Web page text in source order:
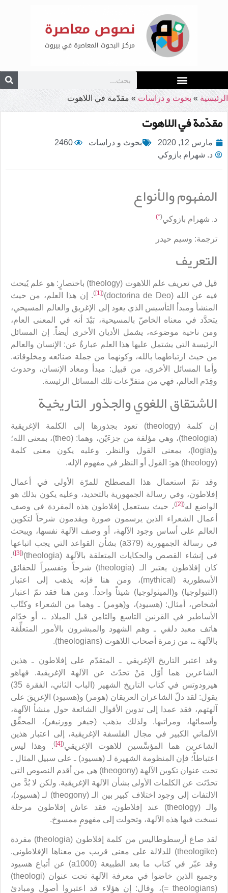
الرئيسية » بحوث و دراسات » مقدّمة في اللاهوت
مقدّمة في اللاهوت
مارس 12, 2020 بحوث و دراسات
2460
د. شهرام بازوكي
المفهوم والأنواع
د. شهرام بازوكي(
*)
ترجمة: وسيم حيدر
التعريف
قيل في تعريف علم اللاهوت (theology) باختصارٍ: هو علم يُبحث
فيه عن الله (doctorina de Deo)
(
[1]
). إن هذا العلم، من حيث
المنشأ ومبدأ التأسيس الذي يعود إلى الإغريق والعالم المسيحي،
يتحدَّد في معناه الخاصّ بالمسيحية، بَيْدَ أنه في المعنى العام،
ومن ناحية موضوعه، يشمل الأديان الأخرى أيضاً. إن المسائل
الرئيسة التي يشتمل عليها هذا العلم عبارةٌ عن: الإنسان والعالم
من حيث ارتباطهما بالله، وكونهما من جملة صنائعه ومخلوقاته.
وأما المسائل الأخرى، من قبيل: مبدأ ومعاد الإنسان، وحدوث
وقِدَم العالم، فهي من متفرِّعات تلك المسائل الرئيسة.
الاشتقاق اللغوي والجذور التاريخية
إن كلمة (theology) تعود بجذورها إلى الكلمة الإغريقية
(theologia)، وهي مؤلفة من جزءَيْن، وهما: (theo)، بمعنى الله؛
و(logia)، بمعنى القول والنظر. وعليه يكون معنى كلمة
(theology) هو: القول أو النظر في مفهوم الإله.
وقد تمّ استعمال هذا المصطلح للمرّة الأولى في أعمال
إفلاطون، وفي رسالة الجمهورية بالتحديد، وعليه يكون بذلك هو
الواضع له(
[2]
)، حيث يستعمل إفلاطون هذه المفردة في وصف
أعمال الشعراء الذين يرسمون صورة ويقدمون شرحاً لتكوين
العالم على أساس وجود الآلهة، أو وصف الآلهة نفسها، ويبحث
في رسالة الجمهورية (a379) بشأن القواعد التي يجب اتباعها
في إنشاء القصص والحكايات المتعلقة بالآلهة (theologia)
(
[3]
)
.
كان إفلاطون يعتبر الـ (theologia) شرحاً وتفسيراً للحقائق
الأسطورية (mythical)، ومن هنا فإنه يذهب إلى اعتبار
(الثيولوجيا) و(الميثولوجيا) شيئاً واحداً. ومن هنا فقد تمّ اعتبار
أشخاص، أمثال: (هسيود)، و(هومر) ـ وهما من الشعراء وكتّاب
الأساطير في القرنين التاسع والثامن قبل الميلاد ـ، أو خدّام
هاتف معبد دلفي ـ وهم الشهود والمبشرون بالأمور المتعلِّقة
بالآلهة ـ، من زمرة أصحاب اللاهوت (theologians).
وقد اعتبر التاريخ الإغريقي ـ المتقدّم على إفلاطون ـ هذين
الشاعرين هما أوّل مَنْ تحدّث عن الآلهة الإغريقية. فهاهو
هيرودوتس في كتاب التاريخ الشهير (الباب الثاني، الفقرة 35)
يقول: لقد دلّ الشاعران العريقان (هومر) و(هسيود) الإغريقَ على
آلهتهم، فقد عمدا إلى تدوين الأقوال الشائعة حول منشأ الآلهة،
وأسمائها، ومراتبها. ولذلك يذهب (جيغر وورنيغر)، المحقِّق
الألماني الكبير في مجال الفلسفة الإغريقية، إلى اعتبار هذين
الشاعرين هما المؤسِّسين للاهوت الإغريقي(
[4]
). وهذا ليس
اعتباطاً؛ فإن المنظومة الشهيرة لـ (هسيود) ـ على سبيل المثال ـ
تحت عنوان تكوين الآلهة (theogony) هي من أقدم النصوص التي
تحدّثت عن الكلمات الأولى بشأن الآلهة الإغريقية. ولكن لا بُدَّ من
الالتفات إلى وجود اختلاف كبير بين الـ (theogony) لـ (هسيود)،
والـ (theology) عند إفلاطون، فقد عاش إفلاطون مرحلة
نسخت فيها هذه الآلهة، وتحولت إلى مفهومٍ ممسوخ.
لقد صاغ أرسطوطاليس من كلمة إفلاطون (theologia) مفردة
(theologike) للدلالة على معنى قريب من معناها الإفلاطوني.
وقد عبّر في كتاب ما بعد الطبيعة (a1000) عن أتباع هسيود
وجميع الذين خاضوا في معرفة الآلهة تحت عنوان (theologi)
(theologians =)، وقال: إن هؤلاء قد اعتبروا أصول ومبادئ